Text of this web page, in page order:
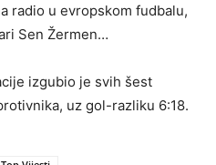
radio u evropskom fudbalu,
Sen Žermen…
izgubio je svih šest
uz gol-razliku 6:18.